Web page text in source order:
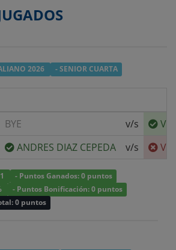
2026 - SENIOR CUARTA
BYE v/s
ANDRES DIAZ CEPEDA v/s
- Puntos Ganados: 0 puntos
- Puntos Bonificación: 0 puntos
0 puntos